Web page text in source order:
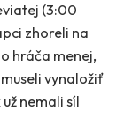
(3:00
zhoreli na
hráča menej,
vynaložiť
nemali síl